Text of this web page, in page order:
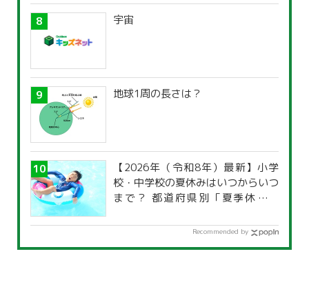
宇宙
地球1周の長さは？
【2026年（令和8年）最新】小学
校・中学校の夏休みはいつからいつ
まで？ 都道府県別「夏季休暇一
Recommended by